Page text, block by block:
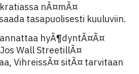
nÃ¤mÃ¤
tasapuolisesti kuuluviin.
hyÃ¶dyntÃ¤Ã¤
Wall StreetillÃ¤
VihreissÃ¤ sitÃ¤ tarvitaan